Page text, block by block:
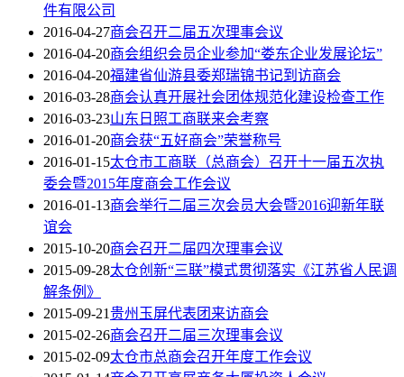
件有限公司
2016-04-27商会召开二届五次理事会议
2016-04-20商会组织会员企业参加“娄东企业发展论坛”
2016-04-20福建省仙游县委郑瑞锦书记到访商会
2016-03-28商会认真开展社会团体规范化建设检查工作
2016-03-23山东日照工商联来会考察
2016-01-20商会获“五好商会”荣誉称号
2016-01-15太仓市工商联（总商会）召开十一届五次执
委会暨2015年度商会工作会议
2016-01-13商会举行二届三次会员大会暨2016迎新年联
谊会
2015-10-20商会召开二届四次理事会议
2015-09-28太仓创新“三联”模式贯彻落实《江苏省人民调
解条例》
2015-09-21贵州玉屏代表团来访商会
2015-02-26商会召开二届三次理事会议
2015-02-09太仓市总商会召开年度工作会议